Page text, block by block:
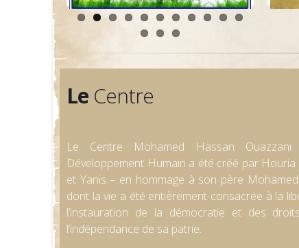
Le Centre
Le Centre Mohamed Hassan
Développement Humain a été créé par
et Yanis – en hommage à son père
dont la vie a été entièrement consacrée à la
l’instauration de la démocratie et des
l’indépendance de sa patrie.